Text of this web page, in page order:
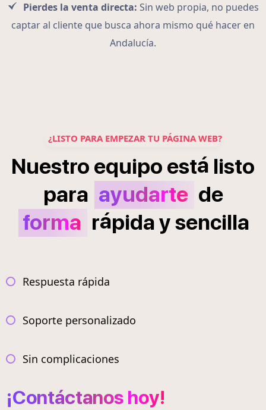
Pierdes la venta directa: Sin web propia, no puedes
captar al cliente que busca ahora mismo qué hacer en
Andalucía.
¿LISTO PARA EMPEZAR TU PÁGINA WEB?
Nuestro equipo está listo
para ayudarte de
forma rápidaysencilla
Respuesta rápida
Soporte personalizado
Sin complicaciones
¡Contáctanos hoy!